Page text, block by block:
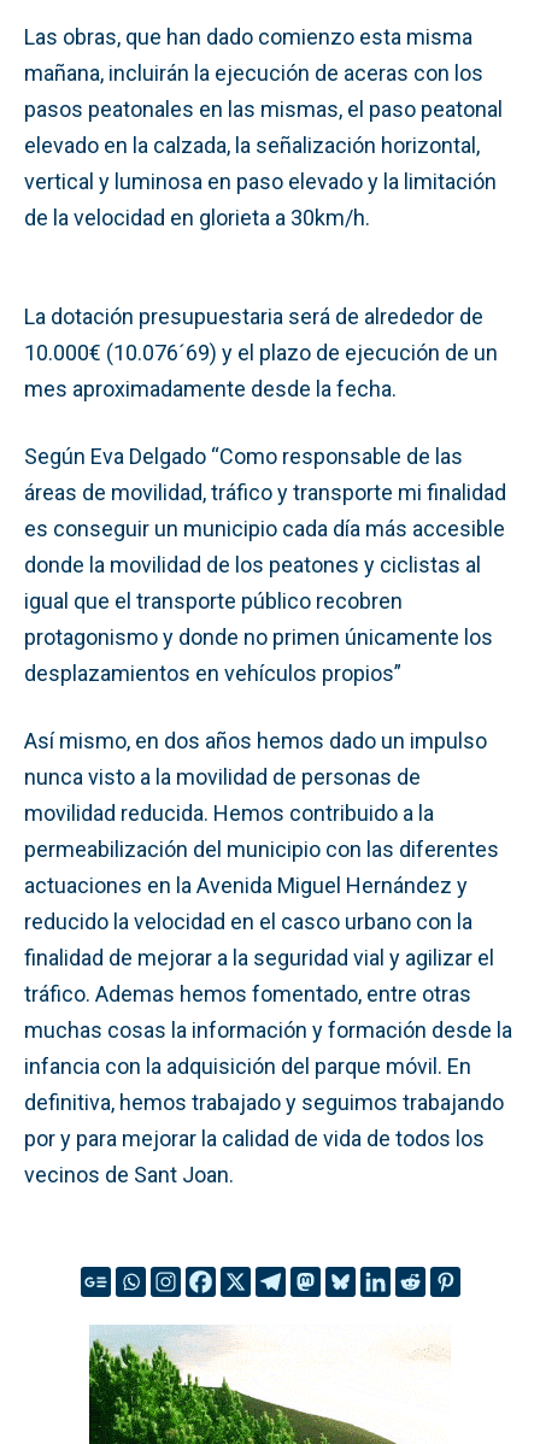
Las obras, que han dado comienzo esta misma
mañana, incluirán la ejecución de aceras con los
pasos peatonales en las mismas, el paso peatonal
elevado en la calzada, la señalización horizontal,
vertical y luminosa en paso elevado y la limitación
de la velocidad en glorieta a 30km/h.
La dotación presupuestaria será de alrededor de
10.000€ (10.076´69) y el plazo de ejecución de un
mes aproximadamente desde la fecha.
Según Eva Delgado “Como responsable de las
áreas de movilidad, tráfico y transporte mi finalidad
es conseguir un municipio cada día más accesible
donde la movilidad de los peatones y ciclistas al
igual que el transporte público recobren
protagonismo y donde no primen únicamente los
desplazamientos en vehículos propios”
Así mismo, en dos años hemos dado un impulso
nunca visto a la movilidad de personas de
movilidad reducida. Hemos contribuido a la
permeabilización del municipio con las diferentes
actuaciones en la Avenida Miguel Hernández y
reducido la velocidad en el casco urbano con la
finalidad de mejorar a la seguridad vial y agilizar el
tráfico. Ademas hemos fomentado, entre otras
muchas cosas la información y formación desde la
infancia con la adquisición del parque móvil. En
definitiva, hemos trabajado y seguimos trabajando
por y para mejorar la calidad de vida de todos los
vecinos de Sant Joan.